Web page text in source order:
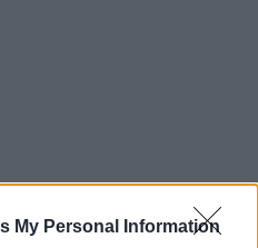
My Personal Information